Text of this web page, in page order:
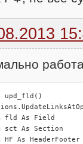
upd_fld()
fld As Field
sct As Section
HF As HeaderFooter